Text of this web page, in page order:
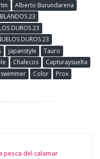
Alberto Burundarena
23
DUROS 23
DUROS 23
japanstyle
Tauro
Chalecos
Capturaysuelta
Color
Prox
pesca del calamar